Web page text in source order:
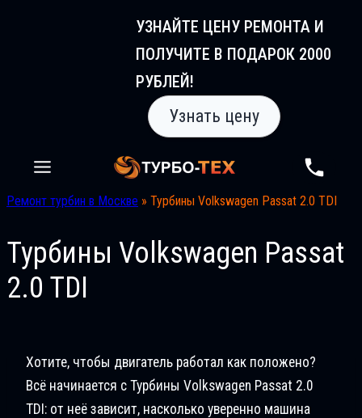
УЗНАЙТЕ ЦЕНУ РЕМОНТА И
ПОЛУЧИТЕ В ПОДАРОК 2000
РУБЛЕЙ!
Узнать цену
Ремонт турбин в Москве » Турбины Volkswagen Passat 2.0 TDI
Турбины Volkswagen Passat
2.0 TDI
Хотите, чтобы двигатель работал как положено?
Всё начинается с Турбины Volkswagen Passat 2.0
TDI: от неё зависит, насколько уверенно машина